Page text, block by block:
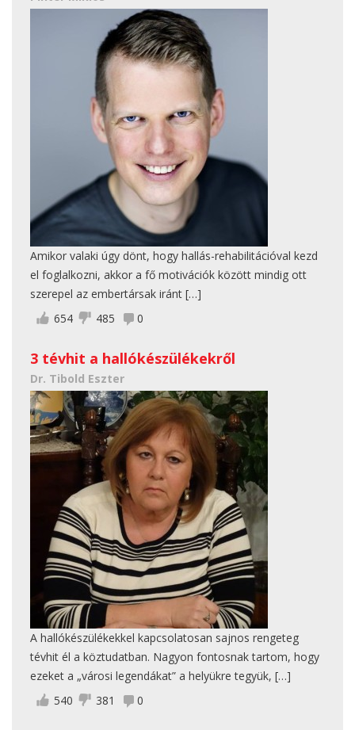
Amikor valaki úgy dönt, hogy hallás-rehabilitációval kezd
el foglalkozni, akkor a fő motivációk között mindig ott
szerepel az embertársak iránt […]
654
485 0
3 tévhit a hallókészülékekről
Dr. Tibold Eszter
A hallókészülékekkel kapcsolatosan sajnos rengeteg
tévhit él a köztudatban. Nagyon fontosnak tartom, hogy
ezeket a „városi legendákat” a helyükre tegyük, […]
540
381 0